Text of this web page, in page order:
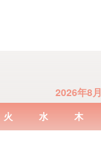
2026年8月
火 水 木